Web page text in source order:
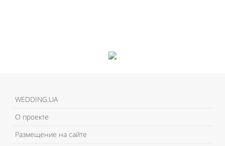
WEDDING.UA
О проекте
Размещение на сайте